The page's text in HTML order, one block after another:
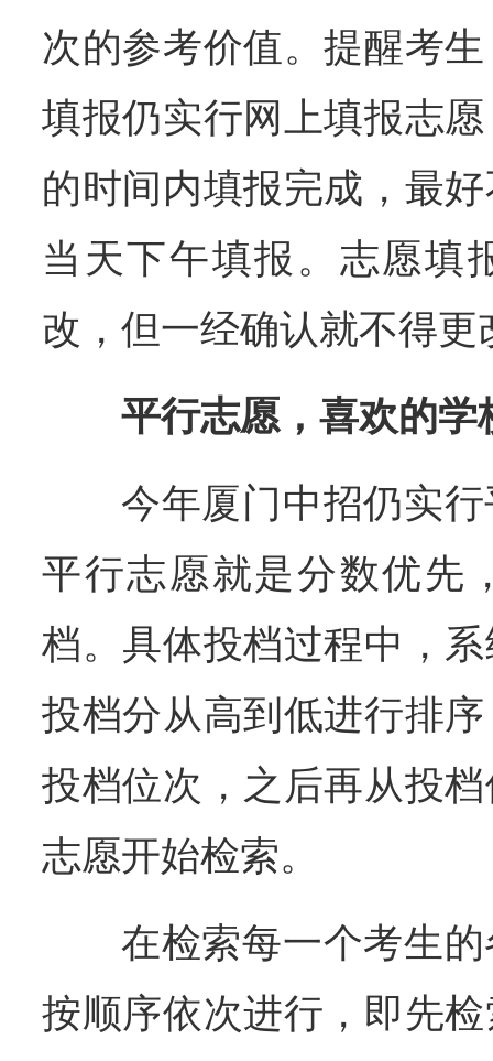
次的参考价值。提醒考
填报仍实行网上填报志
的时间内填报完成，最
当天下午填报。志愿填
改，但一经确认就不得更
平行志愿，喜欢的学
今年厦门中招仍实
平行志愿就是分数优先
档。具体投档过程中，
投档分从高到低进行排
投档位次，之后再从投
志愿开始检索。
在检索每一个考生
按顺序依次进行，即先